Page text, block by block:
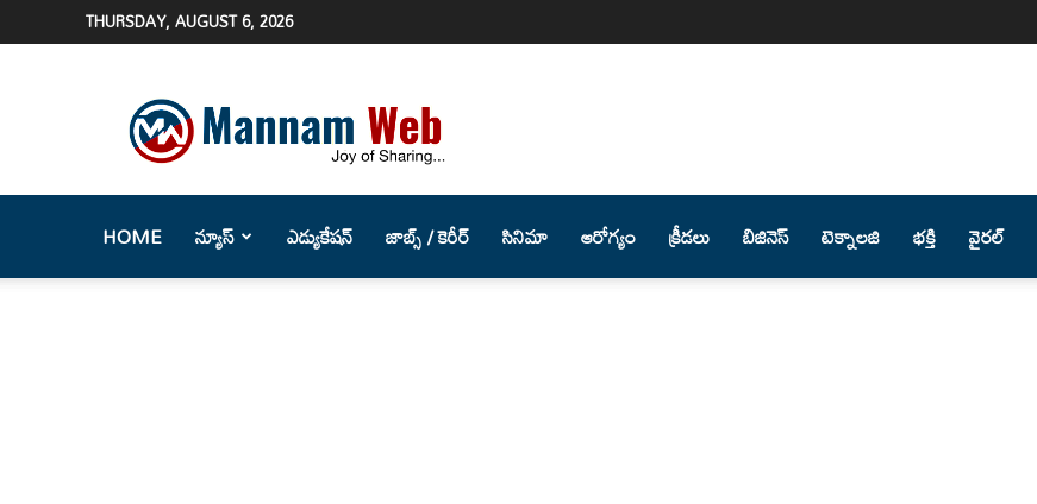
THURSDAY, AUGUST 6, 2026
Web
(మన్నం
News
HOME న్యూస్ ఎడ్యుకేషన్ జాబ్స్ / కెరీర్ సినిమా ఆరోగ్యం క్రీడలు బిజినెస్ టెక్నాలజి భక్తి వైరల్